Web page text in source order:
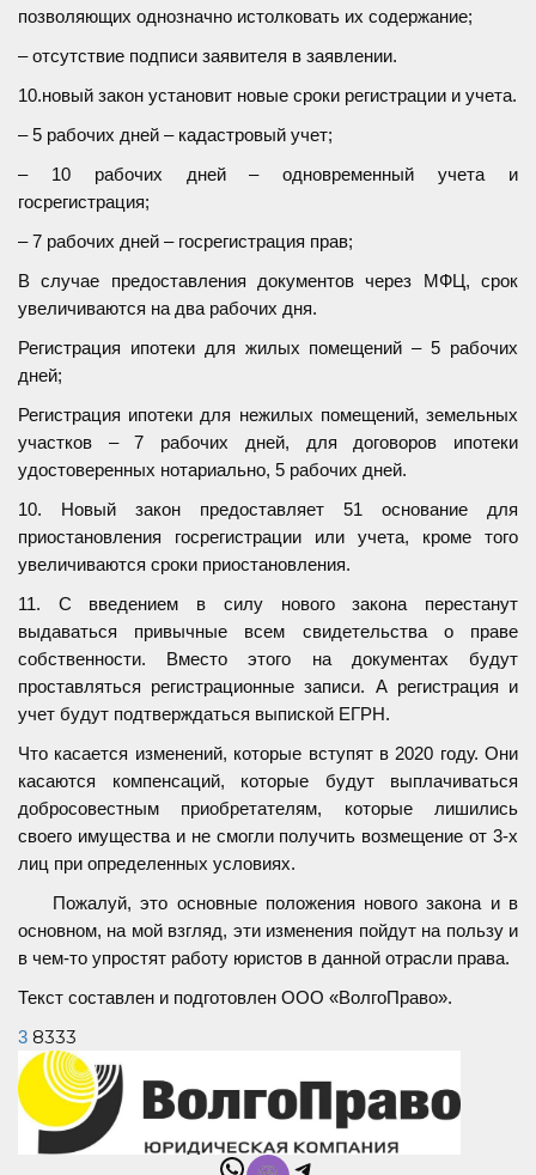
позволяющих однозначно истолковать их содержание;
– отсутствие подписи заявителя в заявлении.
10.новый закон установит новые сроки регистрации и учета.
– 5 рабочих дней – кадастровый учет;
– 10 рабочих дней – одновременный учета и
госрегистрация;
– 7 рабочих дней – госрегистрация прав;
В случае предоставления документов через МФЦ, срок
увеличиваются на два рабочих дня.
Регистрация ипотеки для жилых помещений – 5 рабочих
дней;
Регистрация ипотеки для нежилых помещений, земельных
участков – 7 рабочих дней, для договоров ипотеки
удостоверенных нотариально, 5 рабочих дней.
10. Новый закон предоставляет 51 основание для
приостановления госрегистрации или учета, кроме того
увеличиваются сроки приостановления.
11. С введением в силу нового закона перестанут
выдаваться привычные всем свидетельства о праве
собственности. Вместо этого на документах будут
проставляться регистрационные записи. А регистрация и
учет будут подтверждаться выпиской ЕГРН.
Что касается изменений, которые вступят в 2020 году. Они
касаются компенсаций, которые будут выплачиваться
добросовестным приобретателям, которые лишились
своего имущества и не смогли получить возмещение от 3-х
лиц при определенных условиях.
Пожалуй, это основные положения нового закона и в
основном, на мой взгляд, эти изменения пойдут на пользу и
в чем-то упростят работу юристов в данной отрасли права.
Текст составлен и подготовлен ООО «ВолгоПраво».
3 8333
WhatsAppTelegram